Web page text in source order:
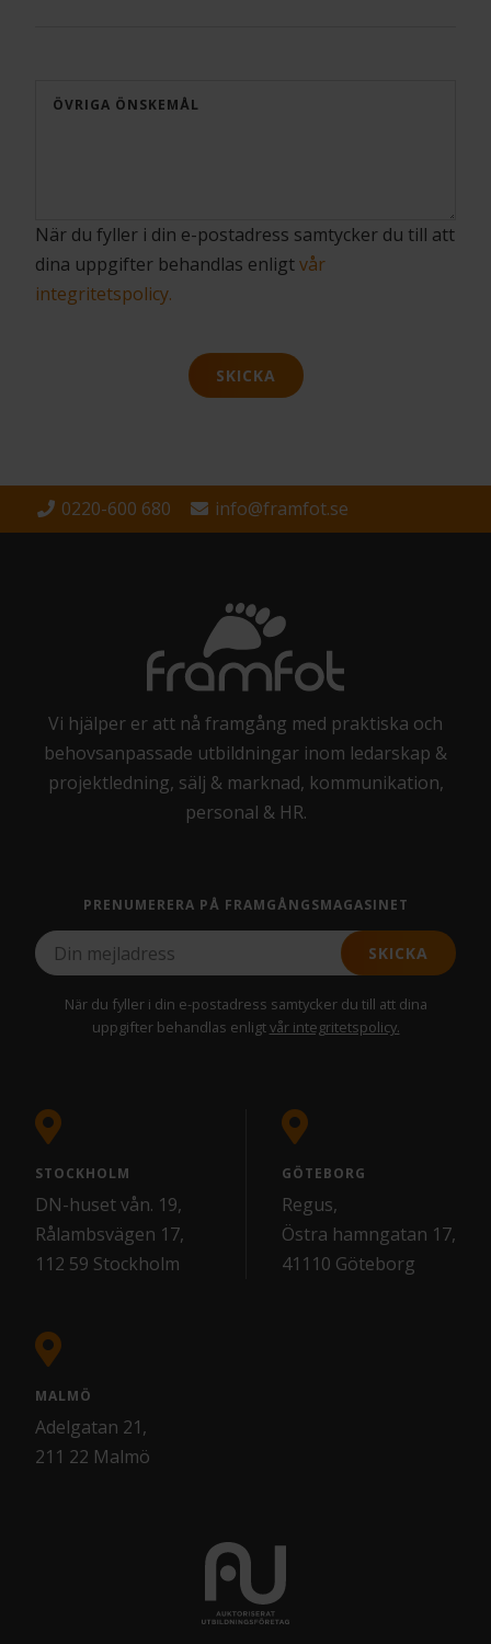
ÖVRIGA ÖNSKEMÅL
När du fyller i din e-postadress samtycker du till att
dina uppgifter behandlas enligtvår
integritetspolicy.
SKICKA
0220-600 680 info@framfot.se
Vi hjälper er att nå framgång med praktiska och
behovsanpassade utbildningar inom ledarskap &
projektledning, sälj & marknad, kommunikation,
personal & HR.
PRENUMERERA PÅ FRAMGÅNGSMAGASINET
SKICKA
När du fyller i din e-postadress samtycker du till att dina
uppgifter behandlas enligtvår integritetspolicy.
STOCKHOLM
DN-huset vån. 19,
Rålambsvägen 17,
112 59 Stockholm
GÖTEBORG
Regus,
Östra hamngatan 17,
41110 Göteborg
MALMÖ
Adelgatan 21,
211 22 Malmö